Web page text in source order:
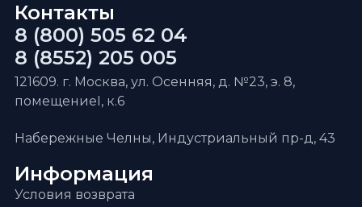
Информация
Условия возврата
Контакты
8 (800) 505 62 04
8 (8552) 205 005
121609. г. Москва, ул. Осенняя, д. №23, э. 8,
помещениеI, к.6
Набережные Челны, Индустриальный пр-д, 43